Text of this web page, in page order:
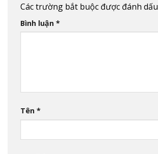
Các trường bắt buộc được đánh dấu
Bình luận *
Tên *